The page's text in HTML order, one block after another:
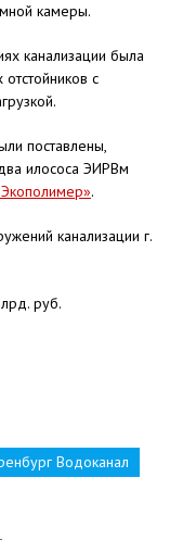
камеры.
канализации была
с
поставлены,
илососа ЭИРВм
.
канализации г.
руб.
Водоканал